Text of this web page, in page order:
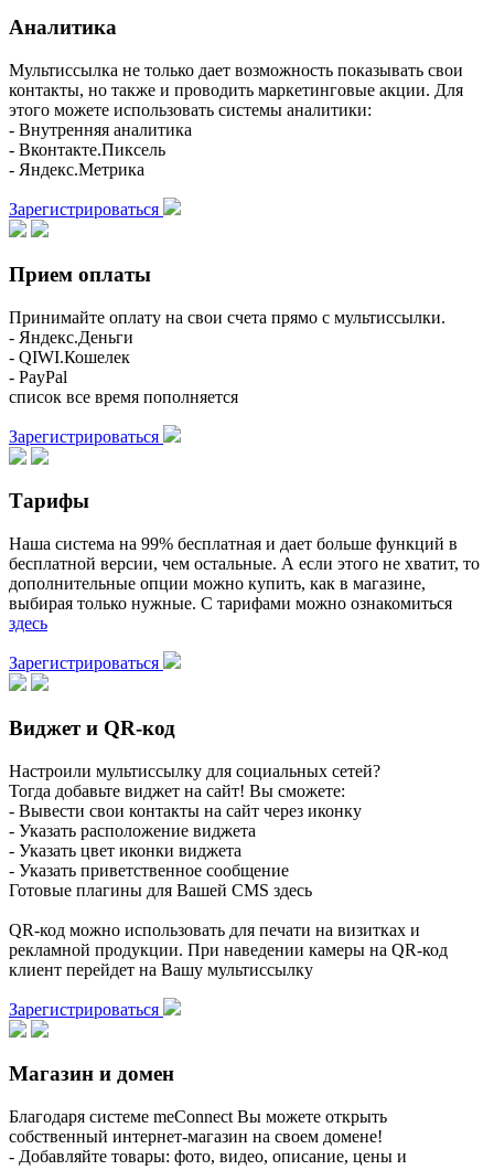
Аналитика
Мультиссылка не только дает возможность показывать свои
контакты, но также и проводить маркетинговые акции. Для
этого можете использовать системы аналитики:
- Внутренняя аналитика
- Вконтакте.Пиксель
- Яндекс.Метрика
Зарегистрироваться
Прием оплаты
Принимайте оплату на свои счета прямо с мультиссылки.
- Яндекс.Деньги
- QIWI.Кошелек
- PayPal
список все время пополняется
Зарегистрироваться
Тарифы
Наша система на 99% бесплатная и дает больше функций в
бесплатной версии, чем остальные. А если этого не хватит, то
дополнительные опции можно купить, как в магазине,
выбирая только нужные. С тарифами можно ознакомиться
здесь
Зарегистрироваться
Виджет и QR-код
Настроили мультиссылку для социальных сетей?
Тогда добавьте виджет на сайт! Вы сможете:
- Вывести свои контакты на сайт через иконку
- Указать расположение виджета
- Указать цвет иконки виджета
- Указать приветственное сообщение
Готовые плагины для Вашей CMS здесь
QR-код можно использовать для печати на визитках и
рекламной продукции. При наведении камеры на QR-код
клиент перейдет на Вашу мультиссылку
Зарегистрироваться
Магазин и домен
Благодаря системе meConnect Вы можете открыть
собственный интернет-магазин на своем домене!
- Добавляйте товары: фото, видео, описание, цены и